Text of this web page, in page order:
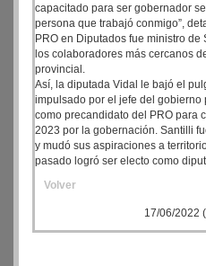
capacitado para ser gobernador
persona que trabajó conmigo”,
PRO en Diputados fue ministro
los colaboradores más cercanos
provincial.
Así, la diputada Vidal le bajó el
impulsado por el jefe del gobierno
como precandidato del PRO para
2023 por la gobernación. Santilli
y mudó sus aspiraciones a
pasado logró ser electo como
Volver
17/06/